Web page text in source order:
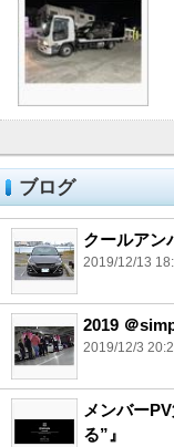
ブログ
クールアン
2019/12/13
2019 ＠
2019/12/3
メンバー
る”』